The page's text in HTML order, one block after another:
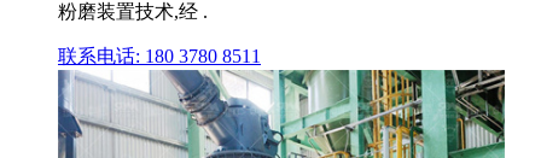
粉磨装置技术,经 .
联系电话: 180 3780 8511